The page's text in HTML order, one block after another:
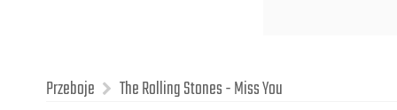
Przeboje The Rolling Stones - Miss You